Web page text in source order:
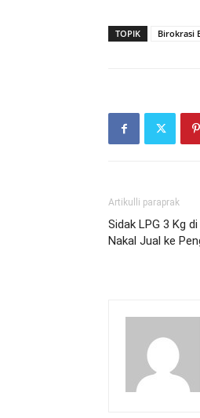
TOPIK Birokrasi
Artikulli paraprak
Sidak LPG 3 Kg
Nakal Jual ke